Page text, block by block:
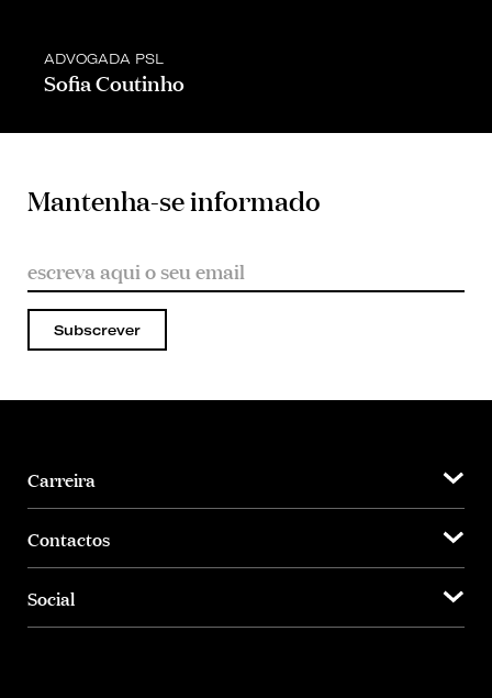
ADVOGADA PSL
Sofia Coutinho
Mantenha-se informado
Subscrever
Carreira
Contactos
Social